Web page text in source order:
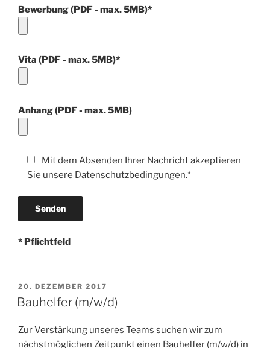
Bewerbung (PDF - max. 5MB)*
Vita (PDF - max. 5MB)*
Anhang (PDF - max. 5MB)
Mit dem Absenden Ihrer Nachricht akzeptieren
Sie unsere Datenschutzbedingungen.*
* Pflichtfeld
VERÖFFENTLICHT
AM
20. DEZEMBER 2017
Bauhelfer (m/w/d)
Zur Verstärkung unseres Teams suchen wir zum
nächstmöglichen Zeitpunkt einen Bauhelfer (m/w/d) in